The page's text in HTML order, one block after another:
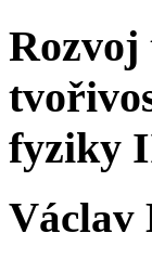
fyziky
Václav